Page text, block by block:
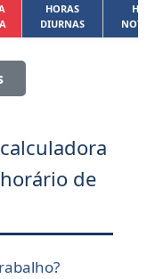
HORAS
DIURNAS
de